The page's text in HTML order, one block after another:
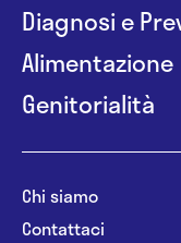
Diagnosi e
Alimentazione
Genitorialità
Chi siamo
Contattaci